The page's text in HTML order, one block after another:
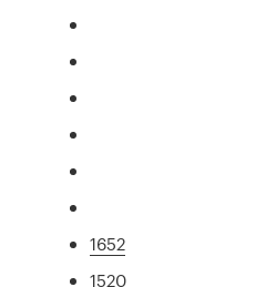
1652
1520